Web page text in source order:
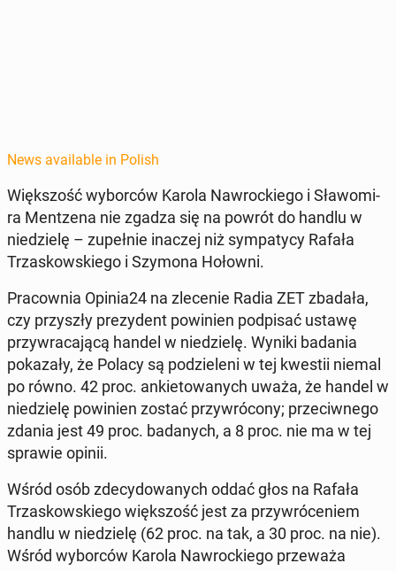
News available in Polish
Więk­szość wybor­ców Karola Nawrock­iego i Sła­womi­
ra Mentzena nie zgadza się na powrót do handlu w
niedzielę – zu­pełnie inaczej niż sym­pa­ty­cy Rafała
Trza­skowskiego i Szymona Hołowni.
Pra­cow­n­ia Opinia24 na zlece­nie Radia ZET zbadała,
czy przyszły prezy­dent powinien pod­pisać ustawę
przy­wraca­jącą handel w niedzielę. Wyniki badania
pokaza­ły, że Polacy są podzie­leni w tej kwestii niemal
po równo. 42 proc. anki­etowanych uważa, że handel w
niedzielę powinien zostać przy­wró­cony; prze­ci­wnego
zdania jest 49 proc. badanych, a 8 proc. nie ma w tej
sprawie opinii.
Wśród osób zde­cy­dowanych oddać głos na Rafała
Trza­skowskiego więk­szość jest za przy­wróce­niem
handlu w niedzielę (62 proc. na tak, a 30 proc. na nie).
Wśród wybor­ców Karola Nawrock­iego prze­waża